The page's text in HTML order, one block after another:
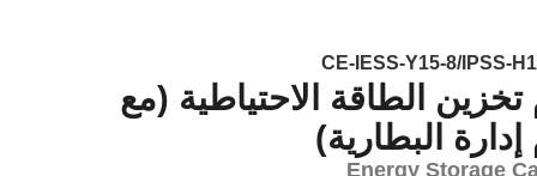
CE-IESS-Y15-8/IPSS-
الطاقة الاحتياطية (مع
البطارية)
Energy Storage